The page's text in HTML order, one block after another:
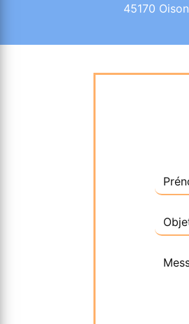
45170 Oison